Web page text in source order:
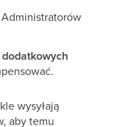
dodatkowych
wysyłają
aby temu